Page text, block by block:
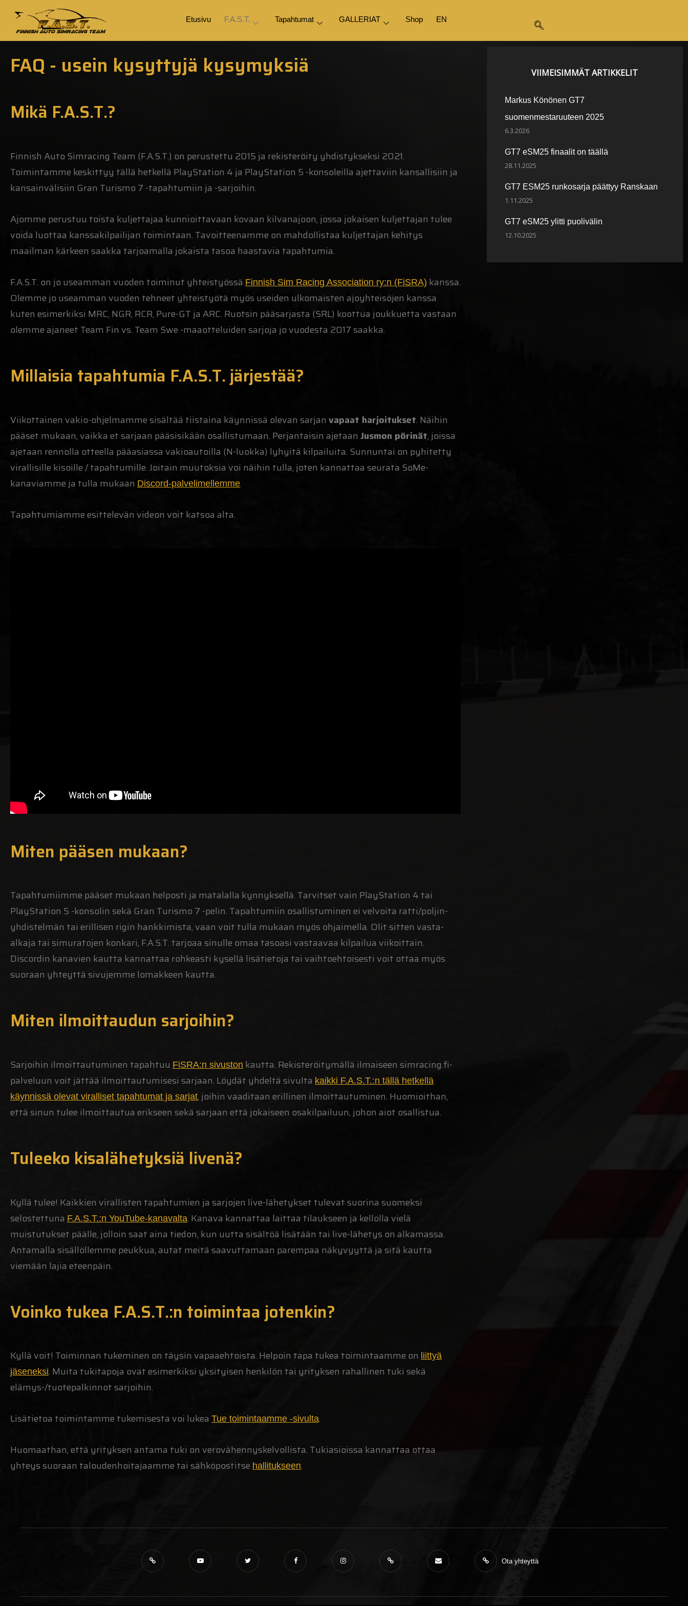
Etusivu F.A.S.T. Tapahtumat GALLERIAT Shop EN
FAQ - usein kysyttyjä kysymyksiä
Mikä F.A.S.T.?
Finnish Auto Simracing Team (F.A.S.T.) on perustettu 2015 ja rekisteröity yhdistykseksi 2021.
Toimintamme keskittyy tällä hetkellä PlayStation 4 ja PlayStation 5 -konsoleilla ajettaviin kansallisiin ja
kansainvälisiin Gran Turismo 7 -tapahtumiin ja -sarjoihin.
Ajomme perustuu toista kuljettajaa kunnioittavaan kovaan kilvanajoon, jossa jokaisen kuljettajan tulee
voida luottaa kanssakilpailijan toimintaan. Tavoitteenamme on mahdollistaa kuljettajan kehitys
maailman kärkeen saakka tarjoamalla jokaista tasoa haastavia tapahtumia.
F.A.S.T. on jo useamman vuoden toiminut yhteistyössä Finnish Sim Racing Association ry:n (FiSRA) kanssa.
Olemme jo useamman vuoden tehneet yhteistyötä myös useiden ulkomaisten ajoyhteisöjen kanssa
kuten esimerkiksi MRC, NGR, RCR, Pure-GT ja ARC. Ruotsin pääsarjasta (SRL) koottua joukkuetta vastaan
olemme ajaneet Team Fin vs. Team Swe -maaotteluiden sarjoja jo vuodesta 2017 saakka.
Millaisia tapahtumia F.A.S.T. järjestää?
Viikottainen vakio-ohjelmamme sisältää tiistaina käynnissä olevan sarjan vapaat harjoitukset. Näihin
pääset mukaan, vaikka et sarjaan pääsisikään osallistumaan. Perjantaisin ajetaan Jusmon pörinät, joissa
ajetaan rennolla otteella pääasiassa vakioautoilla (N-luokka) lyhyitä kilpailuita. Sunnuntai on pyhitetty
virallisille kisoille / tapahtumille. Joitain muutoksia voi näihin tulla, joten kannattaa seurata SoMe-
kanaviamme ja tulla mukaan Discord-palvelimellemme.
Tapahtumiamme esittelevän videon voit katsoa alta.
Miten pääsen mukaan?
Tapahtumiimme pääset mukaan helposti ja matalalla kynnyksellä. Tarvitset vain PlayStation 4 tai
PlayStation 5 -konsolin sekä Gran Turismo 7 -pelin. Tapahtumiin osallistuminen ei velvoita ratti/poljin-
yhdistelmän tai erillisen rigin hankkimista, vaan voit tulla mukaan myös ohjaimella. Olit sitten vasta-
alkaja tai simuratojen konkari, F.A.S.T. tarjoaa sinulle omaa tasoasi vastaavaa kilpailua viikoittain.
Discordin kanavien kautta kannattaa rohkeasti kysellä lisätietoja tai vaihtoehtoisesti voit ottaa myös
suoraan yhteyttä sivujemme lomakkeen kautta.
Miten ilmoittaudun sarjoihin?
Sarjoihin ilmoittautuminen tapahtuu FiSRA:n sivuston kautta. Rekisteröitymällä ilmaiseen simracing.fi-
palveluun voit jättää ilmoittautumisesi sarjaan. Löydät yhdeltä sivulta kaikki F.A.S.T.:n tällä hetkellä
käynnissä olevat viralliset tapahtumat ja sarjat, joihin vaaditaan erillinen ilmoittautuminen. Huomioithan,
että sinun tulee ilmoittautua erikseen sekä sarjaan että jokaiseen osakilpailuun, johon aiot osallistua.
Tuleeko kisalähetyksiä livenä?
Kyllä tulee! Kaikkien virallisten tapahtumien ja sarjojen live-lähetykset tulevat suorina suomeksi
selostettuna F.A.S.T.:n YouTube-kanavalta. Kanava kannattaa laittaa tilaukseen ja kellolla vielä
muistutukset päälle, jolloin saat aina tiedon, kun uutta sisältöä lisätään tai live-lähetys on alkamassa.
Antamalla sisällöllemme peukkua, autat meitä saavuttamaan parempaa näkyvyyttä ja sitä kautta
viemään lajia eteenpäin.
Voinko tukea F.A.S.T.:n toimintaa jotenkin?
Kyllä voit! Toiminnan tukeminen on täysin vapaaehtoista. Helpoin tapa tukea toimintaamme on liittyä
jäseneksi. Muita tukitapoja ovat esimerkiksi yksityisen henkilön tai yrityksen rahallinen tuki sekä
elämys-/tuotepalkinnot sarjoihin.
Lisätietoa toimintamme tukemisesta voi lukea Tue toimintaamme -sivulta.
Huomaathan, että yrityksen antama tuki on verovähennyskelvollista. Tukiasioissa kannattaa ottaa
yhteys suoraan taloudenhoitajaamme tai sähköpostitse hallitukseen.
VIIMEISIMMÄT ARTIKKELIT
Markus Könönen GT7
suomenmestaruuteen 2025
6.3.2026
GT7 eSM25 finaalit on täällä
28.11.2025
GT7 ESM25 runkosarja päättyy Ranskaan
1.11.2025
GT7 eSM25 ylitti puolivälin
12.10.2025
Ota yhteyttä